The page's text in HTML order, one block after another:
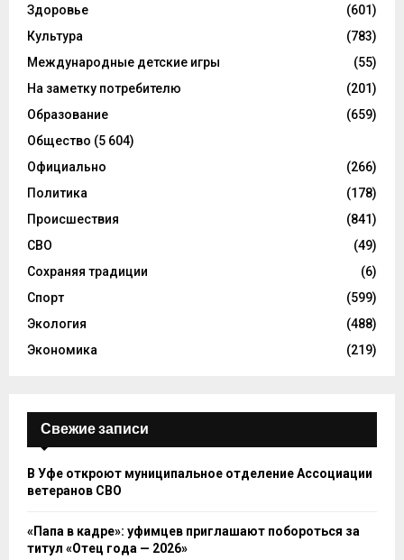
Здоровье
(601)
Культура
(783)
Международные детские игры
(55)
На заметку потребителю
(201)
Образование
(659)
Общество (5 604)
Официально
(266)
Политика
(178)
Происшествия
(841)
СВО
(49)
Сохраняя традиции
(6)
Спорт
(599)
Экология
(488)
Экономика
(219)
Свежие записи
В Уфе откроют муниципальное отделение Ассоциации
ветеранов СВО
«Папа в кадре»: уфимцев приглашают побороться за
титул «Отец года — 2026»